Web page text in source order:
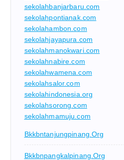
sekolahbanjarbaru.com
sekolahpontianak.com
sekolahambon.com
sekolahjayapura.com
sekolahmanokwari.com
sekolahnabire.com
sekolahwamena.com
sekolahsalor.com
sekolahindonesia.org
sekolahsorong.com
sekolahmamuju.com
Bkkbntanjungpinang.org
Bkkbnpangkalpinang.org